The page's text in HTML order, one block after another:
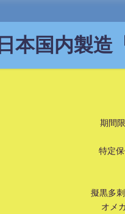
日本国内製造
期間
特定
擬黒多
オメ